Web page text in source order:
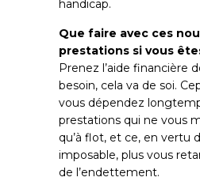
handicap.
Que faire avec ces
prestations si vous
Prenez l’aide financière
besoin, cela va de soi.
vous dépendez
prestations qui ne vous
qu’à flot, et ce, en vertu
imposable, plus vous
de l’endettement.